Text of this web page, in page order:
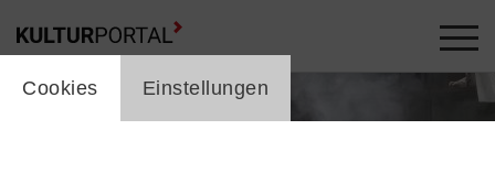
cookie_layer
Cookies Einstellungen